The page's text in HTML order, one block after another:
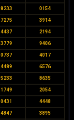
8233 0154
7275 3914
4437 2194
3779 9406
0737 4017
4489 6576
5233 8635
1749 2054
0431 4448
4847 3895